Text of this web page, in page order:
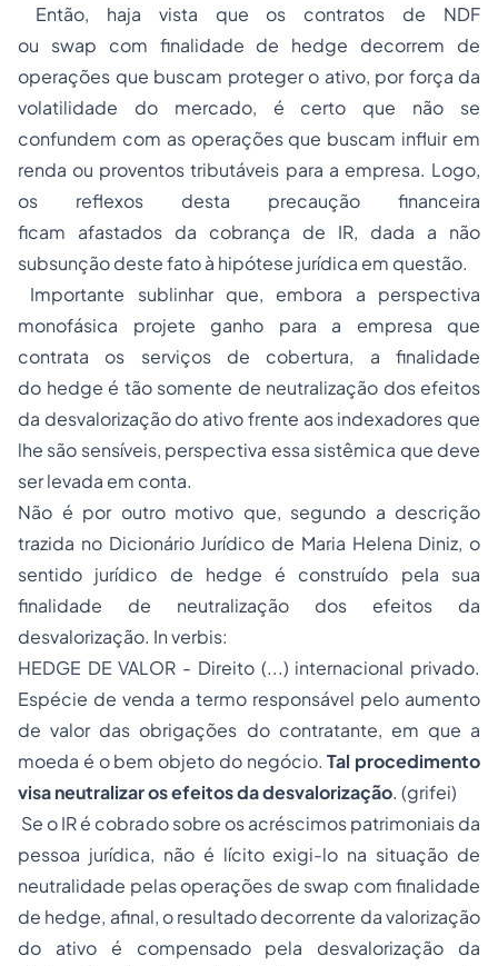
Então, haja vista que os contratos de NDF
ou swap com finalidade de hedge decorrem de
operações que buscam proteger o ativo, por força da
volatilidade do mercado, é certo que não se
confundem com as operações que buscam influir em
renda ou proventos tributáveis para a empresa. Logo,
os reflexos desta precaução financeira
ficam afastados da cobrança de IR, dada a não
subsunção deste fato à hipótese jurídica em questão.
Importante sublinhar que, embora a perspectiva
monofásica projete ganho para a empresa que
contrata os serviços de cobertura, a finalidade
do hedge é tão somente de neutralização dos efeitos
da desvalorização do ativo frente aos indexadores que
lhe são sensíveis, perspectiva essa sistêmica que deve
ser levada em conta.
Não é por outro motivo que, segundo a descrição
trazida no Dicionário Jurídico de Maria Helena Diniz, o
sentido jurídico de hedge é construído pela sua
finalidade de neutralização dos efeitos da
desvalorização. In verbis:
HEDGE DE VALOR - Direito (...) internacional privado.
Espécie de venda a termo responsável pelo aumento
de valor das obrigações do contratante, em que a
moeda é o bem objeto do negócio.Tal procedimento
visa neutralizar os efeitos da desvalorização. (grifei)
Se o IR é cobrado sobre os acréscimos patrimoniais da
pessoa jurídica, não é lícito exigi-lo na situação de
neutralidade pelas operações de swap com finalidade
de hedge, afinal, o resultado decorrente da valorização
do ativo é compensado pela desvalorização da